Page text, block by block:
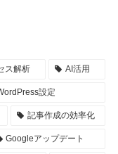
ス解析 AI活用
設定
記事作成の効率化
Googleアップデート